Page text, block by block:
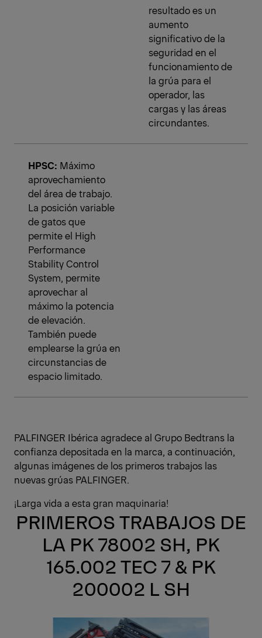
resultado es un
aumento
significativo de la
seguridad en el
funcionamiento de
la grúa para el
operador, las
cargas y las áreas
circundantes.
HPSC: Máximo
aprovechamiento
del área de trabajo.
La posición variable
de gatos que
permite el High
Performance
Stability Control
System, permite
aprovechar al
máximo la potencia
de elevación.
También puede
emplearse la grúa en
circunstancias de
espacio limitado.
PALFINGER Ibérica agradece al Grupo Bedtrans la
confianza depositada en la marca, a continuación,
algunas imágenes de los primeros trabajos las
nuevas grúas PALFINGER.
¡Larga vida a esta gran maquinaria!
PRIMEROS TRABAJOS DE
LA PK 78002 SH, PK
165.002 TEC 7 & PK
200002 L SH